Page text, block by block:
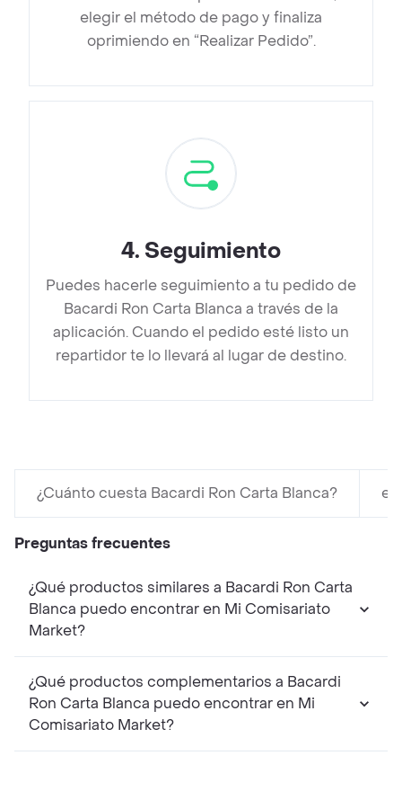
elegir el método de pago y finaliza
oprimiendo en “Realizar Pedido”.
4. Seguimiento
Puedes hacerle seguimiento a tu pedido de
Bacardi Ron Carta Blanca a través de la
aplicación. Cuando el pedido esté listo un
repartidor te lo llevará al lugar de destino.
¿Cuánto cuesta Bacardi Ron Carta Blanca? en
Preguntas frecuentes
¿Qué productos similares a Bacardi Ron Carta
Blanca puedo encontrar en Mi Comisariato
Market?
¿Qué productos complementarios a Bacardi
Ron Carta Blanca puedo encontrar en Mi
Comisariato Market?